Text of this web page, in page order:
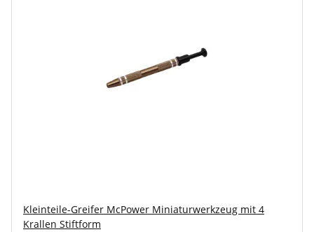
Kleinteile-Greifer McPower Miniaturwerkzeug mit 4
Krallen Stiftform